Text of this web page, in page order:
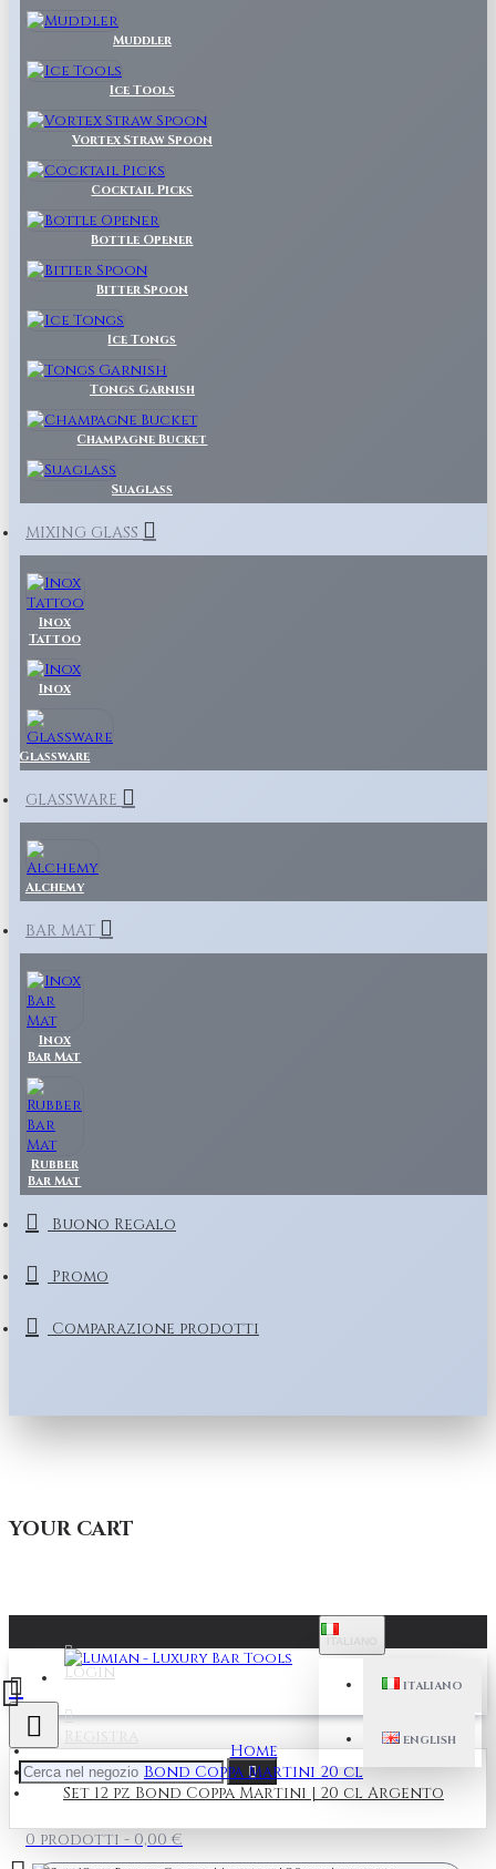
Muddler
Ice Tools
Vortex Straw Spoon
Cocktail Picks
Bottle Opener
Bitter Spoon
Ice Tongs
Tongs Garnish
Champagne Bucket
Suaglass
MIXING GLASS
Inox
Tattoo
Inox
Glassware
GLASSWARE
Alchemy
BAR MAT
Inox
Bar Mat
Rubber
Bar Mat
Buono Regalo
Promo
Comparazione prodotti
YOUR CART
Login
Registra
ITALIANO
ENGLISH
0 prodotti - 0,00 €
Home
Bond Coppa Martini 20 cl
Set 12 pz Bond Coppa Martini | 20 cl Argento